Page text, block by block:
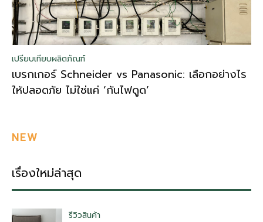
เปรียบเทียบผลิตภัณฑ์
เบรกเกอร์ Schneider vs Panasonic: เลือกอย่างไร
ให้ปลอดภัย ไม่ใช่แค่ ‘กันไฟดูด’
NEW
เรื่องใหม่ล่าสุด
รีวิวสินค้า